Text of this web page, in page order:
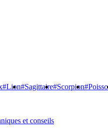
#Lion#Sagittaire#Scorpion